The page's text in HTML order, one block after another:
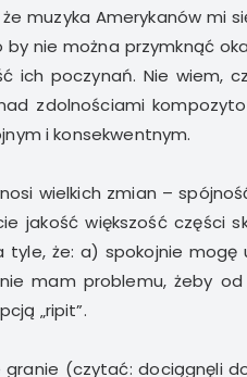
muzyka Amerykanów mi
by nie można przymknąć
ich poczynań. Nie wiem,
zdolnościami
i konsekwentnym.
wielkich zmian –
jakość większość części
tyle, że: a) spokojnie mogę
mam problemu, żeby
„ripit”.
granie (czytać: dociągnęli